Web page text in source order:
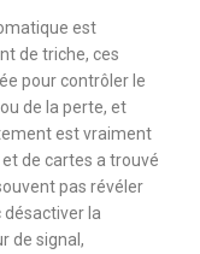
est
de triche, ces
pour contrôler le
de la perte, et
est vraiment
de cartes a trouvé
pas révéler
la
de signal,